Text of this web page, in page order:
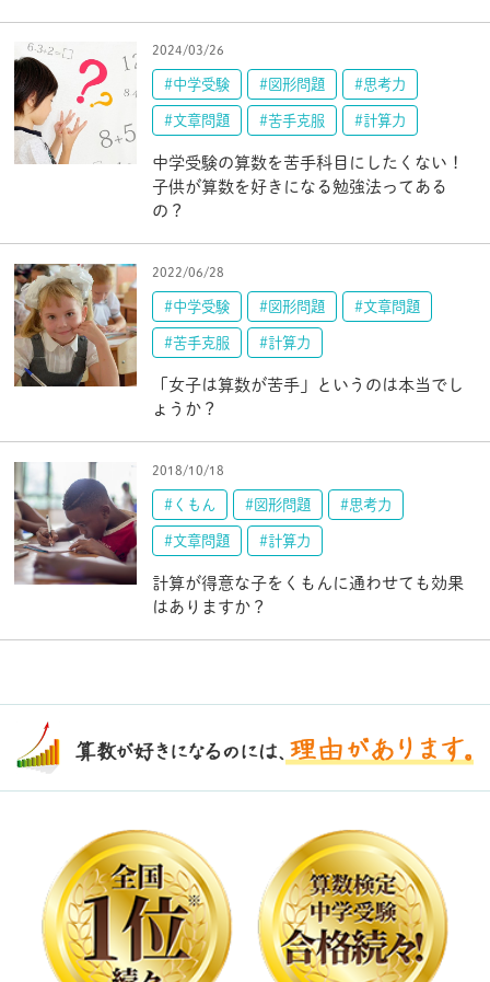
2024/03/26
#中学受験 #図形問題 #思考力
#文章問題 #苦手克服 #計算力
中学受験の算数を苦手科目にしたくない！
子供が算数を好きになる勉強法ってある
の？
2022/06/28
#中学受験 #図形問題 #文章問題
#苦手克服 #計算力
「女子は算数が苦手」というのは本当でし
ょうか？
2018/10/18
#くもん #図形問題 #思考力
#文章問題 #計算力
計算が得意な子をくもんに通わせても効果
はありますか？